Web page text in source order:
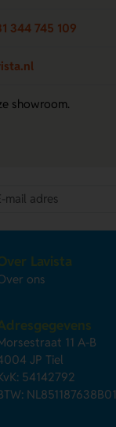
344 745 109
showroom.
Lavista
ons
11 A-B
JP Tiel
54142792
NL851187638B01